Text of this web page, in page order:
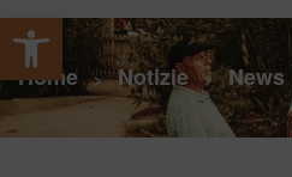
Apri la barra degli strumenti
Home > Notizie > News